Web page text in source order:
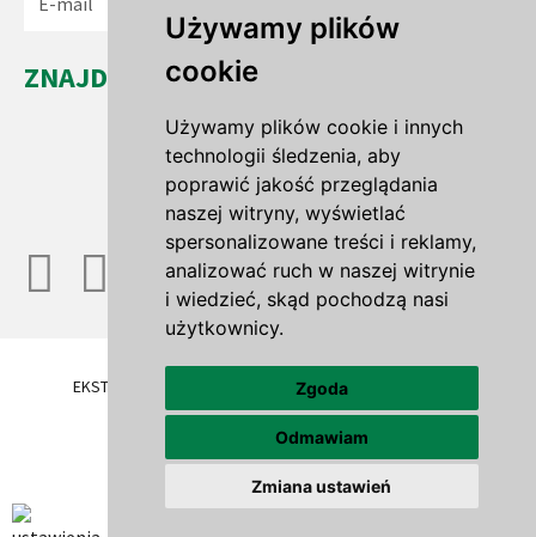
Używamy plików
cookie
Używamy plików cookie i innych
technologii śledzenia, aby
poprawić jakość przeglądania
naszej witryny, wyświetlać
spersonalizowane treści i reklamy,
analizować ruch w naszej witrynie
i wiedzieć, skąd pochodzą nasi
użytkownicy.
Zgoda
Odmawiam
Zmiana ustawień
ZNAJDŹ NAS...
Leszno Dolne 35a
67-321 Leszno Górne
woj. lubuskie
EKSTENSYWNE DACHY ZIELONE
TRAWNIKI ROLOWANE
OFERTA
POLITYKA PRYWATNOŚCI
KONTAKT